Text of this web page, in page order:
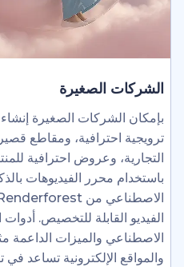
الصغيرة إنشاء مقاطع فيديو
ومقاطع قصيرة للعلامات
احترافية للمنتجات
الفيديوهات بالذكاء
الاصطناعي من Renderforest وقوالب
للتخصيص. أدوات الصور بالذكاء
الداعمة مثل الشعارات
تساعد في تأسيس وجود